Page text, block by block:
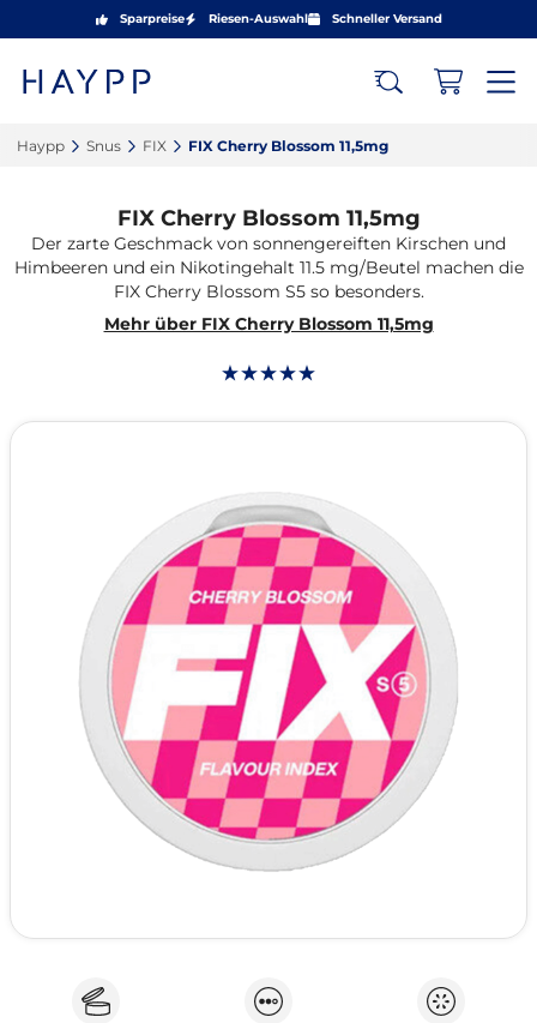
Sparpreise Riesen-Auswahl Schneller Versand
Haypp‎ Snus‎ FIX‎ FIX Cherry Blossom 11,5mg‎
FIX Cherry Blossom 11,5mg
Der zarte Geschmack von sonnengereiften Kirschen und
Himbeeren und ein Nikotingehalt 11.5 mg/Beutel machen die
FIX Cherry Blossom S5 so besonders.
Mehr über FIX Cherry Blossom 11,5mg